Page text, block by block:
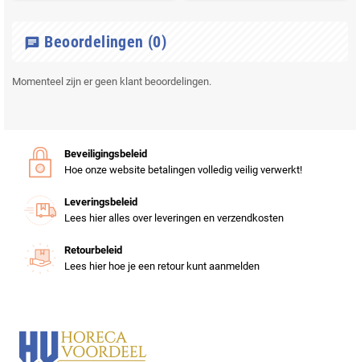
chat Beoordelingen (0)
Momenteel zijn er geen klant beoordelingen.
Beveiligingsbeleid
Hoe onze website betalingen volledig veilig verwerkt!
Leveringsbeleid
Lees hier alles over leveringen en verzendkosten
Retourbeleid
Lees hier hoe je een retour kunt aanmelden